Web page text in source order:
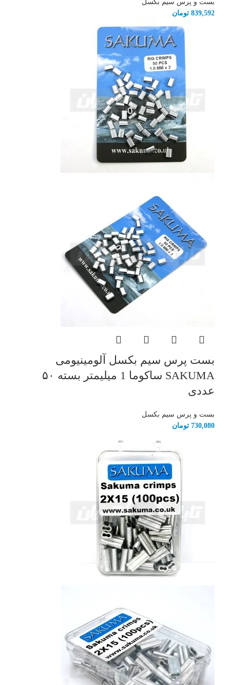
بست و پرس سیم بکسل
839,592 تومان
بست پرس سیم بکسل آلومینیومی
SAKUMA ساکوما 1 میلیمتر بسته ۵۰
عددی
بست و پرس سیم بکسل
730,080 تومان